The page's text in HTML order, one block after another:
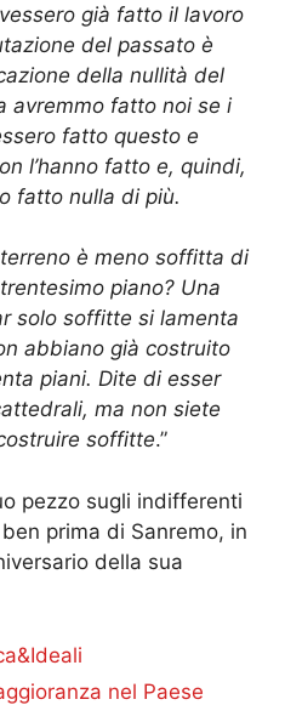
già fatto il lavoro
del passato è
della nullità del
avremmo fatto noi se i
fatto questo e
l’hanno fatto e, quindi,
fatto nulla di più.
è meno soffitta di
piano? Una
solo soffitte si lamenta
abbiano già costruito
piani. Dite di esser
ma non siete
soffitte.”
pezzo sugli indifferenti
ben prima di Sanremo, in
della sua
nel Paese